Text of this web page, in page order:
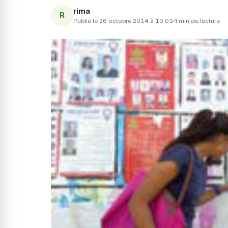
R rima
Publié le 26 octobre 2014 à 10:01 1 min de lecture